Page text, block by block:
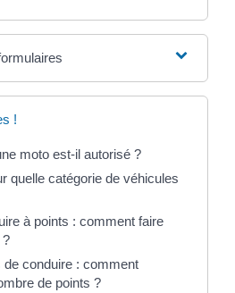
!
moto est-il autorisé ?
quelle catégorie de véhicules
à points : comment faire
?
de conduire : comment
de points ?